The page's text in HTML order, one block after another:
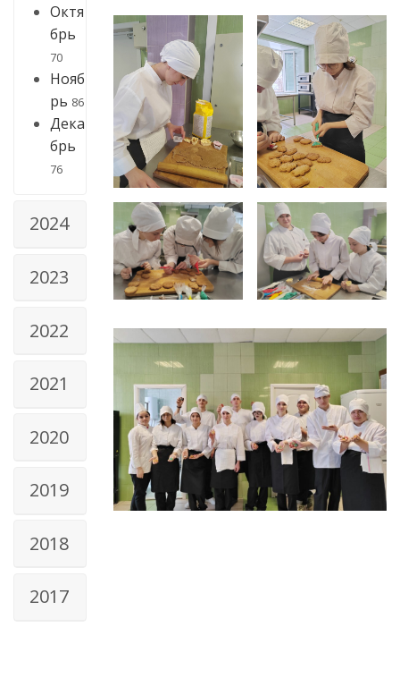
Октя
брь
70
Нояб
рь 86
Дека
брь
76
2024
2023
2022
2021
2020
2019
2018
2017